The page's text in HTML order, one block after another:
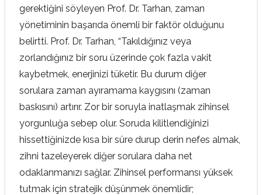
gerektiğini söyleyen Prof. Dr. Tarhan, zaman
yönetiminin başarıda önemli bir faktör olduğunu
belirtti. Prof. Dr. Tarhan, “Takıldığınız veya
zorlandığınız bir soru üzerinde çok fazla vakit
kaybetmek, enerjinizi tüketir. Bu durum diğer
sorulara zaman ayıramama kaygısını (zaman
baskısını) artırır. Zor bir soruyla inatlaşmak zihinsel
yorgunluğa sebep olur. Soruda kilitlendiğinizi
hissettiğinizde kısa bir süre durup derin nefes almak,
zihni tazeleyerek diğer sorulara daha net
odaklanmanızı sağlar. Zihinsel performansı yüksek
tutmak için stratejik düşünmek önemlidir;